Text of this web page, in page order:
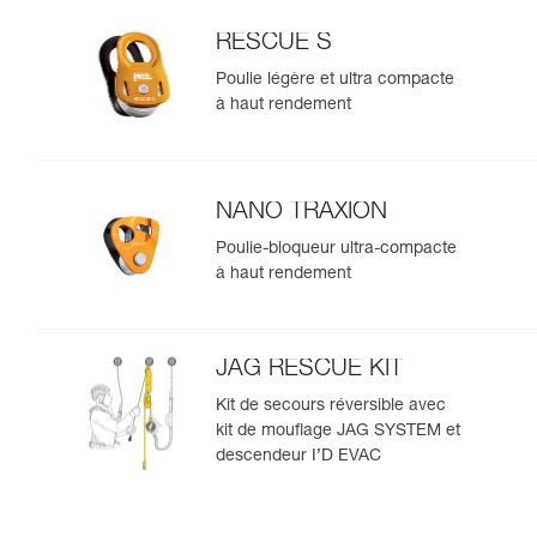
RESCUE S
Poulie légère et ultra compacte
à haut rendement
NANO TRAXION
Poulie-bloqueur ultra-compacte
à haut rendement
JAG RESCUE KIT
Kit de secours réversible avec
kit de mouflage JAG SYSTEM et
descendeur I’D EVAC